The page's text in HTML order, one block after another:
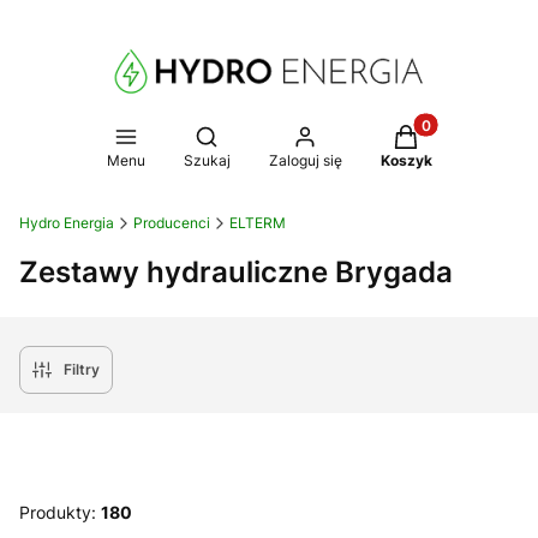
Menu
Otwórz wyszukiwarkę
Szukaj Zaloguj się
Produkty w
Koszyk
Hydro Energia Producenci ELTERM
Zestawy hydrauliczne Brygada
Filtry
Produkty: 180